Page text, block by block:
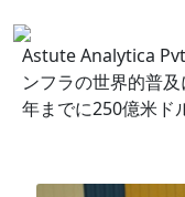
Astute Analytica
ンフラの世界的普
年までに250億米ド